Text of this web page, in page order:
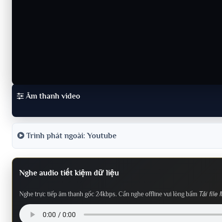
Âm thanh video
Trình phát ngoài: Youtube
Nghe audio tiết kiệm dữ liệu
Nghe trực tiếp âm thanh gốc 24kbps. Cần nghe offline vui lòng bấm Tải file